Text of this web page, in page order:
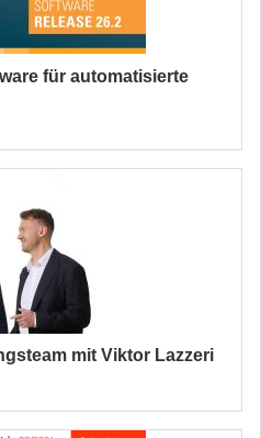
für automatisierte
mit Viktor Lazzeri